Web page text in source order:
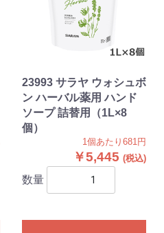
23993 サラヤ ウォシュボ
ン ハーバル薬用 ハンド
ソープ 詰替用（1L×8
個）
1個あたり681円
￥5,445
数量